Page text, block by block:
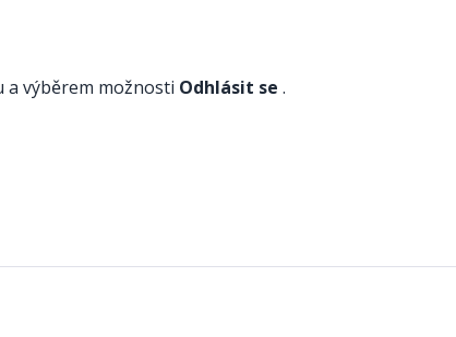
výběrem možnosti Odhlásit se .